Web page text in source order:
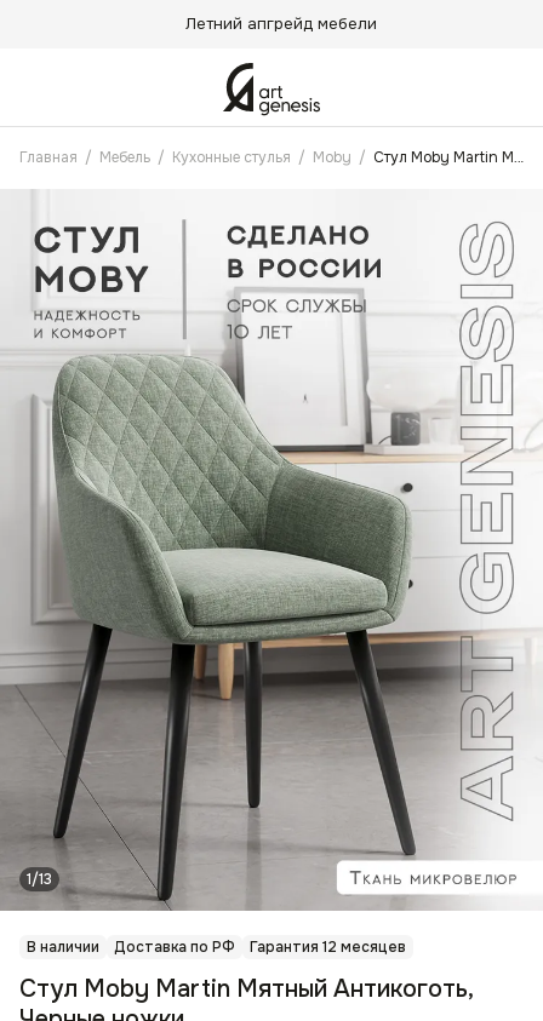
Летний апгрейд мебели
Главная / Мебель / Кухонные стулья / Moby / Стул Moby Martin Мятный Антикоготь, Черные ножки
1/13
В наличии Доставка по РФ Гарантия 12 месяцев
Стул Moby Martin Мятный Антикоготь,